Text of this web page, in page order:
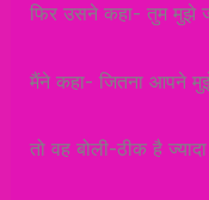
फिर उसने कहा- तुम मुझे
मैंने कहा- जितना आपने
तो वह बोली-ठीक है